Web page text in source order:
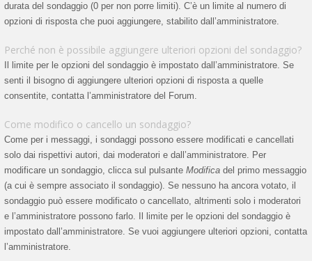
durata del sondaggio (0 per non porre limiti). C’è un limite al numero di
opzioni di risposta che puoi aggiungere, stabilito dall’amministratore.
Perché non è possibile aggiungere ulteriori opzioni del sondaggio?
Il limite per le opzioni del sondaggio è impostato dall’amministratore. Se
senti il bisogno di aggiungere ulteriori opzioni di risposta a quelle
consentite, contatta l’amministratore del Forum.
Come modifico o cancello un sondaggio?
Come per i messaggi, i sondaggi possono essere modificati e cancellati
solo dai rispettivi autori, dai moderatori e dall’amministratore. Per
modificare un sondaggio, clicca sul pulsante Modifica del primo messaggio
(a cui è sempre associato il sondaggio). Se nessuno ha ancora votato, il
sondaggio può essere modificato o cancellato, altrimenti solo i moderatori
e l’amministratore possono farlo. Il limite per le opzioni del sondaggio è
impostato dall’amministratore. Se vuoi aggiungere ulteriori opzioni, contatta
l’amministratore.